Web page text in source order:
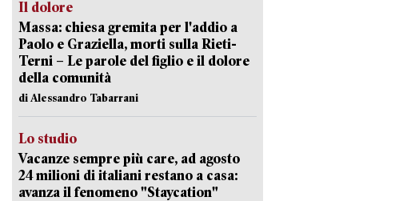
Il dolore
Massa: chiesa gremita per l'addio a
Paolo e Graziella, morti sulla Rieti-
Terni – Le parole del figlio e il dolore
della comunità
di Alessandro Tabarrani
Lo studio
Vacanze sempre più care, ad agosto
24 milioni di italiani restano a casa:
avanza il fenomeno "Staycation"